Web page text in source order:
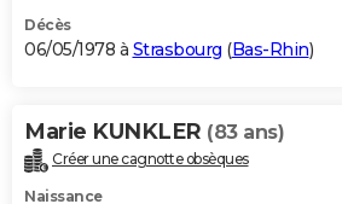
Décès
06/05/1978 à Strasbourg (Bas-Rhin)
Marie KUNKLER (83 ans)
Créer une cagnotte obsèques
Naissance